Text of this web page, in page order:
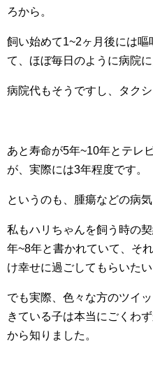
ろから。
飼い始めて1~2ヶ月後には
て、ほぼ毎日のように病院
病院代もそうですし、タク
あと寿命が5年~10年とテレ
が、実際には3年程度です。
というのも、腫瘍などの病
私もハリちゃんを飼う時の
年~8年と書かれていて、そ
け幸せに過ごしてもらいたい
でも実際、色々な方のツイ
きている子は本当にごくわ
から知りました。